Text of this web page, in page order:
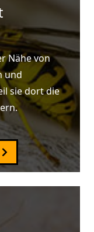
Nähe von
und
sie dort die